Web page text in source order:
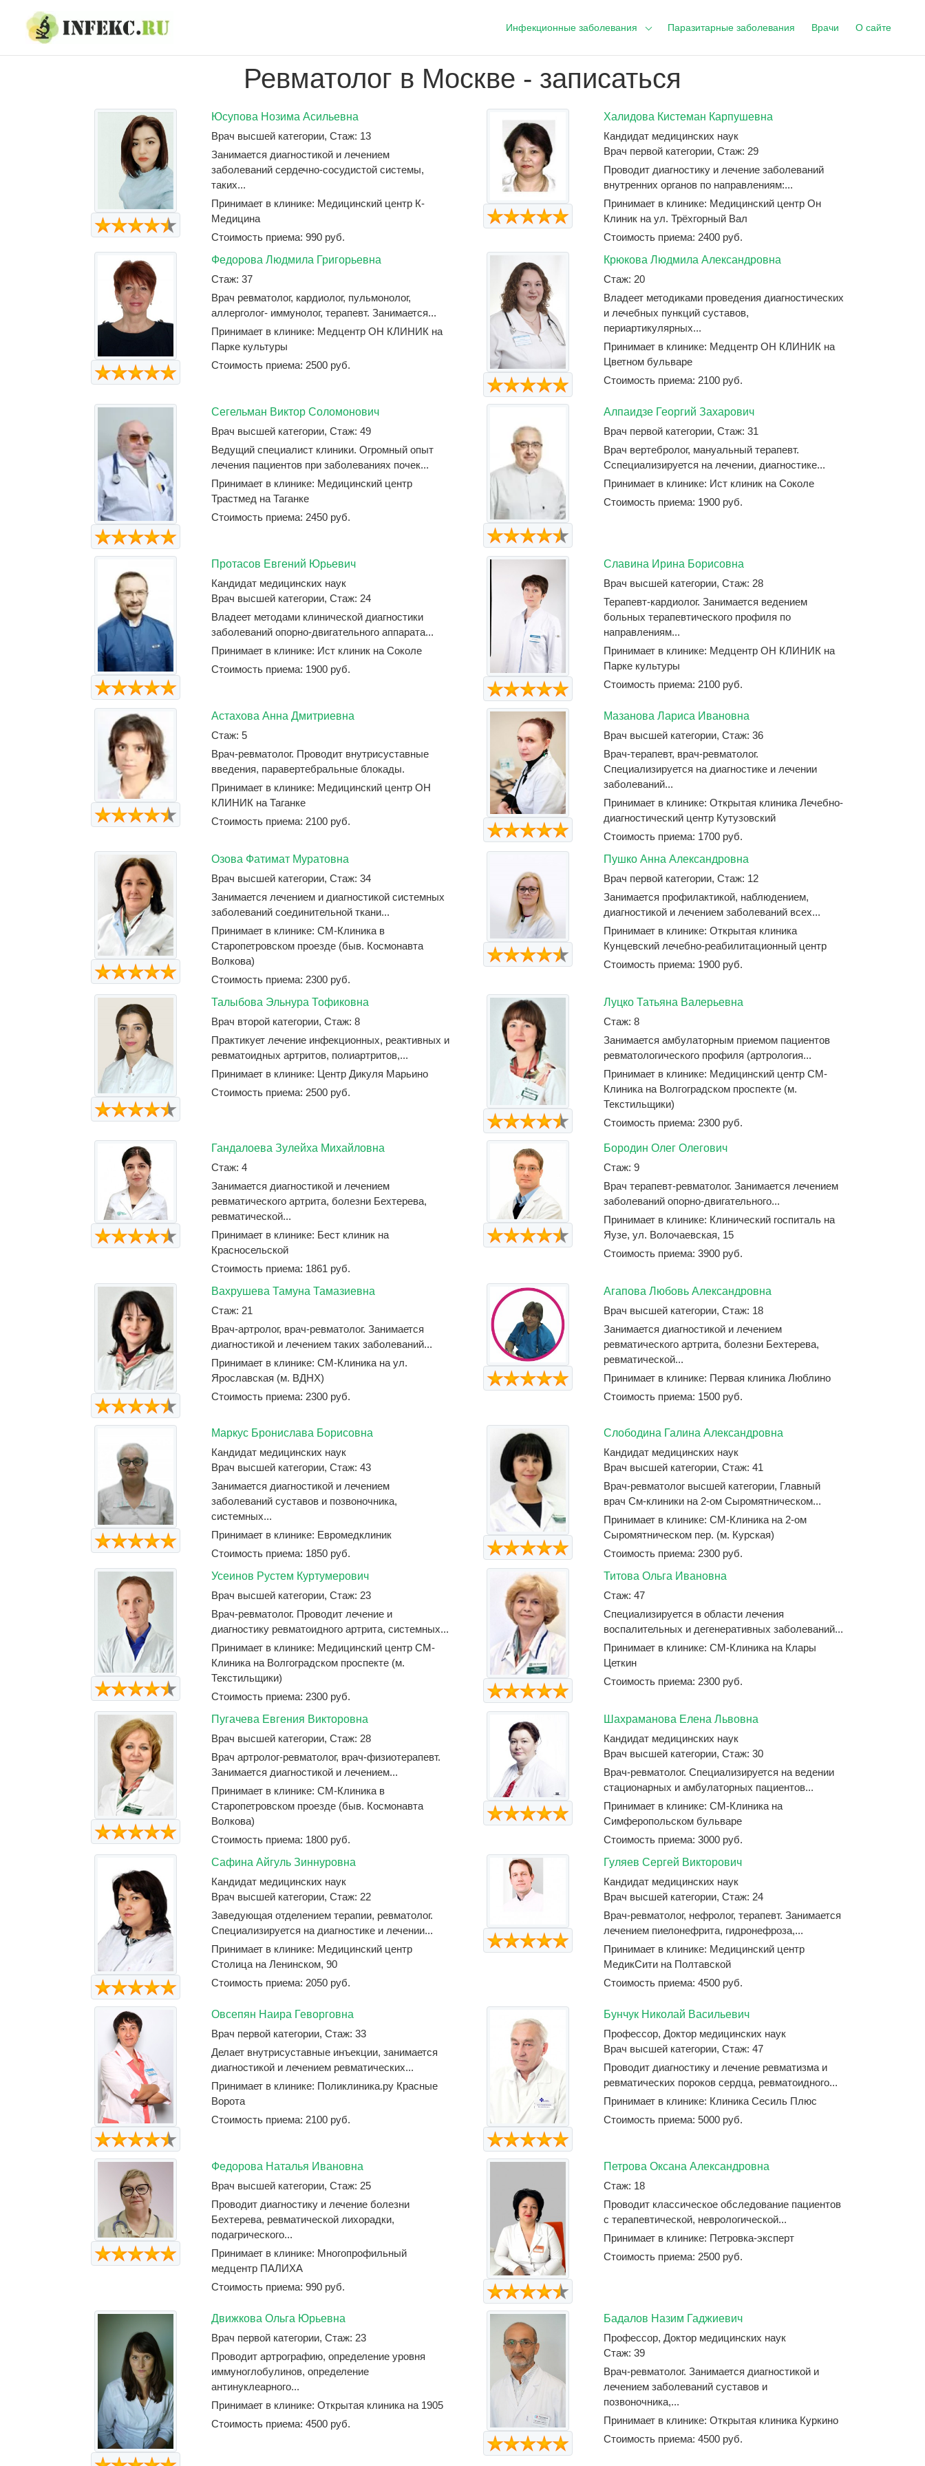
navigation
content
Инфекционные заболевания Паразитарные заболевания Врачи О сайте
Ревматолог в Москве - записаться
Юсупова Нозима Асильевна
Врач высшей категории, Стаж: 13
Занимается диагностикой и лечением
заболеваний сердечно-сосудистой системы,
таких...
Принимает в клинике: Медицинский центр К-
Медицина
Стоимость приема: 990 руб.
Халидова Кистеман Карпушевна
Кандидат медицинских наук
Врач первой категории, Стаж: 29
Проводит диагностику и лечение заболеваний
внутренних органов по направлениям:...
Принимает в клинике: Медицинский центр Он
Клиник на ул. Трёхгорный Вал
Стоимость приема: 2400 руб.
Федорова Людмила Григорьевна
Стаж: 37
Врач ревматолог, кардиолог, пульмонолог,
аллерголог- иммунолог, терапевт. Занимается...
Принимает в клинике: Медцентр ОН КЛИНИК на
Парке культуры
Стоимость приема: 2500 руб.
Крюкова Людмила Александровна
Стаж: 20
Владеет методиками проведения диагностических
и лечебных пункций суставов,
периартикулярных...
Принимает в клинике: Медцентр ОН КЛИНИК на
Цветном бульваре
Стоимость приема: 2100 руб.
Сегельман Виктор Соломонович
Врач высшей категории, Стаж: 49
Ведущий специалист клиники. Огромный опыт
лечения пациентов при заболеваниях почек...
Принимает в клинике: Медицинский центр
Трастмед на Таганке
Стоимость приема: 2450 руб.
Алпаидзе Георгий Захарович
Врач первой категории, Стаж: 31
Врач вертебролог, мануальный терапевт.
Сспециализируется на лечении, диагностике...
Принимает в клинике: Ист клиник на Соколе
Стоимость приема: 1900 руб.
Протасов Евгений Юрьевич
Кандидат медицинских наук
Врач высшей категории, Стаж: 24
Владеет методами клинической диагностики
заболеваний опорно-двигательного аппарата...
Принимает в клинике: Ист клиник на Соколе
Стоимость приема: 1900 руб.
Славина Ирина Борисовна
Врач высшей категории, Стаж: 28
Терапевт-кардиолог. Занимается ведением
больных терапевтического профиля по
направлениям...
Принимает в клинике: Медцентр ОН КЛИНИК на
Парке культуры
Стоимость приема: 2100 руб.
Астахова Анна Дмитриевна
Стаж: 5
Врач-ревматолог. Проводит внутрисуставные
введения, паравертебральные блокады.
Принимает в клинике: Медицинский центр ОН
КЛИНИК на Таганке
Стоимость приема: 2100 руб.
Мазанова Лариса Ивановна
Врач высшей категории, Стаж: 36
Врач-терапевт, врач-ревматолог.
Специализируется на диагностике и лечении
заболеваний...
Принимает в клинике: Открытая клиника Лечебно-
диагностический центр Кутузовский
Стоимость приема: 1700 руб.
Озова Фатимат Муратовна
Врач высшей категории, Стаж: 34
Занимается лечением и диагностикой системных
заболеваний соединительной ткани...
Принимает в клинике: СМ-Клиника в
Старопетровском проезде (быв. Космонавта
Волкова)
Стоимость приема: 2300 руб.
Пушко Анна Александровна
Врач первой категории, Стаж: 12
Занимается профилактикой, наблюдением,
диагностикой и лечением заболеваний всех...
Принимает в клинике: Открытая клиника
Кунцевский лечебно-реабилитационный центр
Стоимость приема: 1900 руб.
Талыбова Эльнура Тофиковна
Врач второй категории, Стаж: 8
Практикует лечение инфекционных, реактивных и
ревматоидных артритов, полиартритов,...
Принимает в клинике: Центр Дикуля Марьино
Стоимость приема: 2500 руб.
Луцко Татьяна Валерьевна
Стаж: 8
Занимается амбулаторным приемом пациентов
ревматологического профиля (артрология...
Принимает в клинике: Медицинский центр СМ-
Клиника на Волгоградском проспекте (м.
Текстильщики)
Стоимость приема: 2300 руб.
Гандалоева Зулейха Михайловна
Стаж: 4
Занимается диагностикой и лечением
ревматического артрита, болезни Бехтерева,
ревматической...
Принимает в клинике: Бест клиник на
Красносельской
Стоимость приема: 1861 руб.
Бородин Олег Олегович
Стаж: 9
Врач терапевт-ревматолог. Занимается лечением
заболеваний опорно-двигательного...
Принимает в клинике: Клинический госпиталь на
Яузе, ул. Волочаевская, 15
Стоимость приема: 3900 руб.
Вахрушева Тамуна Тамазиевна
Стаж: 21
Врач-артролог, врач-ревматолог. Занимается
диагностикой и лечением таких заболеваний...
Принимает в клинике: СМ-Клиника на ул.
Ярославская (м. ВДНХ)
Стоимость приема: 2300 руб.
Агапова Любовь Александровна
Врач высшей категории, Стаж: 18
Занимается диагностикой и лечением
ревматического артрита, болезни Бехтерева,
ревматической...
Принимает в клинике: Первая клиника Люблино
Стоимость приема: 1500 руб.
Маркус Бронислава Борисовна
Кандидат медицинских наук
Врач высшей категории, Стаж: 43
Занимается диагностикой и лечением
заболеваний суставов и позвоночника,
системных...
Принимает в клинике: Евромедклиник
Стоимость приема: 1850 руб.
Слободина Галина Александровна
Кандидат медицинских наук
Врач высшей категории, Стаж: 41
Врач-ревматолог высшей категории, Главный
врач См-клиники на 2-ом Сыромятническом...
Принимает в клинике: СМ-Клиника на 2-ом
Сыромятническом пер. (м. Курская)
Стоимость приема: 2300 руб.
Усеинов Рустем Куртумерович
Врач высшей категории, Стаж: 23
Врач-ревматолог. Проводит лечение и
диагностику ревматоидного артрита, системных...
Принимает в клинике: Медицинский центр СМ-
Клиника на Волгоградском проспекте (м.
Текстильщики)
Стоимость приема: 2300 руб.
Титова Ольга Ивановна
Стаж: 47
Специализируется в области лечения
воспалительных и дегенеративных заболеваний...
Принимает в клинике: СМ-Клиника на Клары
Цеткин
Стоимость приема: 2300 руб.
Пугачева Евгения Викторовна
Врач высшей категории, Стаж: 28
Врач артролог-ревматолог, врач-физиотерапевт.
Занимается диагностикой и лечением...
Принимает в клинике: СМ-Клиника в
Старопетровском проезде (быв. Космонавта
Волкова)
Стоимость приема: 1800 руб.
Шахраманова Елена Львовна
Кандидат медицинских наук
Врач высшей категории, Стаж: 30
Врач-ревматолог. Специализируется на ведении
стационарных и амбулаторных пациентов...
Принимает в клинике: СМ-Клиника на
Симферопольском бульваре
Стоимость приема: 3000 руб.
Сафина Айгуль Зиннуровна
Кандидат медицинских наук
Врач высшей категории, Стаж: 22
Заведующая отделением терапии, ревматолог.
Специализируется на диагностике и лечении...
Принимает в клинике: Медицинский центр
Столица на Ленинском, 90
Стоимость приема: 2050 руб.
Гуляев Сергей Викторович
Кандидат медицинских наук
Врач высшей категории, Стаж: 24
Врач-ревматолог, нефролог, терапевт. Занимается
лечением пиелонефрита, гидронефроза,...
Принимает в клинике: Медицинский центр
МедикСити на Полтавской
Стоимость приема: 4500 руб.
Овсепян Наира Геворговна
Врач первой категории, Стаж: 33
Делает внутрисуставные инъекции, занимается
диагностикой и лечением ревматических...
Принимает в клинике: Поликлиника.ру Красные
Ворота
Стоимость приема: 2100 руб.
Бунчук Николай Васильевич
Профессор, Доктор медицинских наук
Врач высшей категории, Стаж: 47
Проводит диагностику и лечение ревматизма и
ревматических пороков сердца, ревматоидного...
Принимает в клинике: Клиника Сесиль Плюс
Стоимость приема: 5000 руб.
Федорова Наталья Ивановна
Врач высшей категории, Стаж: 25
Проводит диагностику и лечение болезни
Бехтерева, ревматической лихорадки,
подагрического...
Принимает в клинике: Многопрофильный
медцентр ПАЛИХА
Стоимость приема: 990 руб.
Петрова Оксана Александровна
Стаж: 18
Проводит классическое обследование пациентов
с терапевтической, неврологической...
Принимает в клинике: Петровка-эксперт
Стоимость приема: 2500 руб.
Движкова Ольга Юрьевна
Врач первой категории, Стаж: 23
Проводит артрографию, определение уровня
иммуноглобулинов, определение
антинуклеарного...
Принимает в клинике: Открытая клиника на 1905
Стоимость приема: 4500 руб.
Бадалов Назим Гаджиевич
Профессор, Доктор медицинских наук
Стаж: 39
Врач-ревматолог. Занимается диагностикой и
лечением заболеваний суставов и
позвоночника,...
Принимает в клинике: Открытая клиника Куркино
Стоимость приема: 4500 руб.